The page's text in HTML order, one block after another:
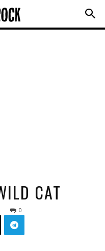
CAT
0